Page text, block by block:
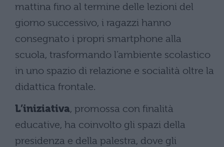
mattina fino al termine delle lezioni del
giorno successivo, i ragazzi hanno
consegnato i propri smartphone alla
scuola, trasformando l’ambiente scolastico
in uno spazio di relazione e socialità oltre la
didattica frontale.
L’iniziativa, promossa con finalità
educative, ha coinvolto gli spazi della
presidenza e della palestra, dove gli